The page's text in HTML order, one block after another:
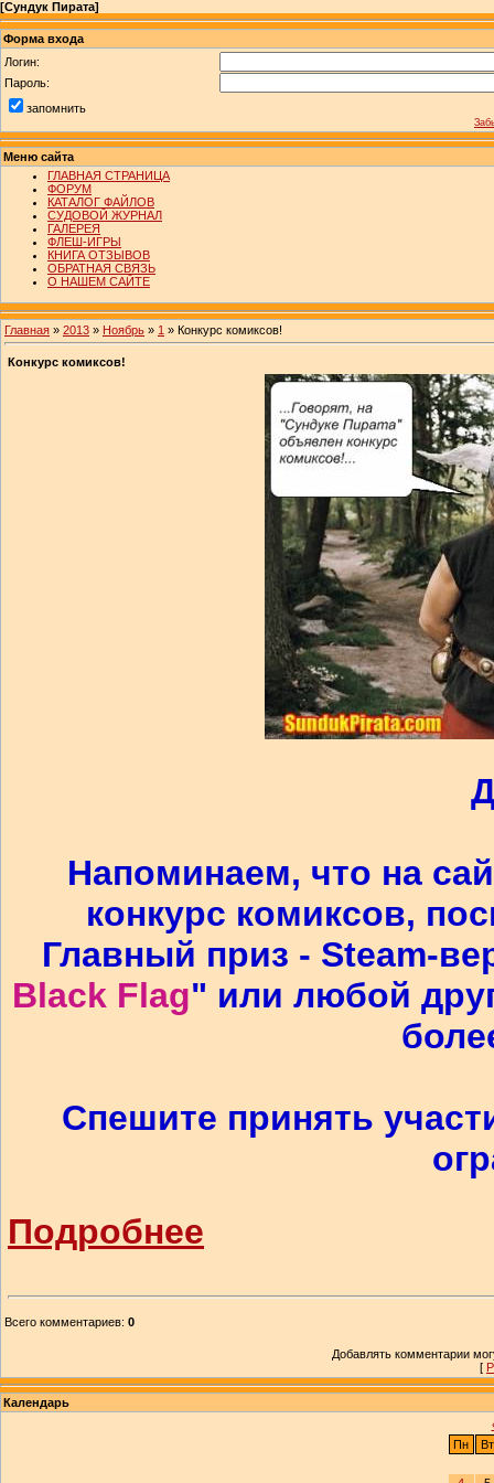
[Сундук Пирата]
Форма входа
Логин:
Пароль:
запомнить
Меню сайта
ГЛАВНАЯ СТРАНИЦА
ФОРУМ
КАТАЛОГ ФАЙЛОВ
СУДОВОЙ ЖУРНАЛ
ГАЛЕРЕЯ
ФЛЕШ-ИГРЫ
КНИГА ОТЗЫВОВ
ОБРАТНАЯ СВЯЗЬ
О НАШЕМ САЙТЕ
Главная » 2013 » Ноябрь » 1 » Конкурс комиксов!
Конкурс комиксов!
Напоминаем, что на
конкурс комиксов,
Главный приз - Steam-
Black Flag" или любой
Спешите принять
Подробнее
Всего комментариев: 0
Добавлять комментарии
[
Календарь
Пн
Вт